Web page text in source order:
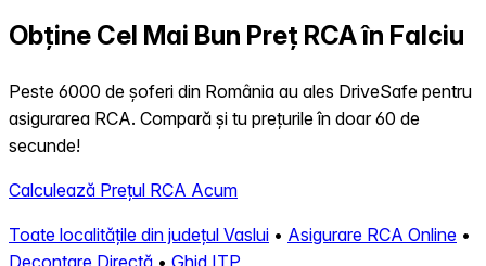
Obține Cel Mai Bun Preț RCA în Falciu
Peste 6000 de șoferi din România au ales DriveSafe pentru
asigurarea RCA. Compară și tu prețurile în doar 60 de
secunde!
Calculează Prețul RCA Acum
Toate localitățile din județul Vaslui • Asigurare RCA Online •